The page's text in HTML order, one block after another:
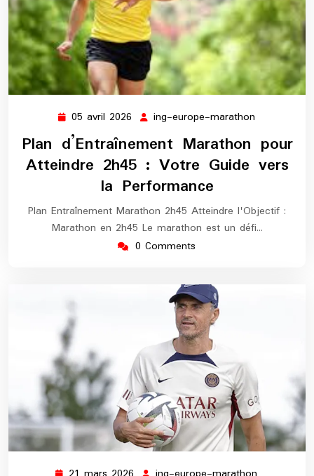
05 avril 2026 05
2026
ing-europe-marathon
marathon
Plan d’Entraînement Marathon pour
Atteindre 2h45 : Votre Guide vers
la Performance
Plan Entraînement Marathon 2h45 Atteindre l'Objectif :
Marathon en 2h45 Le marathon est un défi…
0 Comments